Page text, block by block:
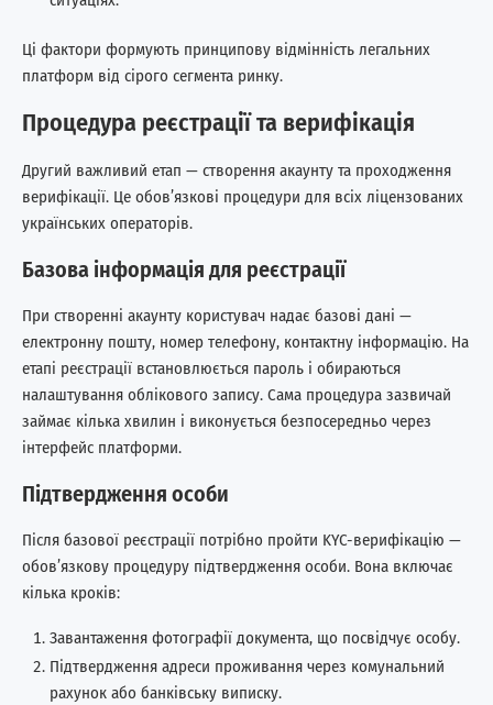
Ці фактори формують принципову відмінність легальних
платформ від сірого сегмента ринку.
Процедура реєстрації та верифікація
Другий важливий етап — створення акаунту та проходження
верифікації. Це обов’язкові процедури для всіх ліцензованих
українських операторів.
Базова інформація для реєстрації
При створенні акаунту користувач надає базові дані —
електронну пошту, номер телефону, контактну інформацію. На
етапі реєстрації встановлюється пароль і обираються
налаштування облікового запису. Сама процедура зазвичай
займає кілька хвилин і виконується безпосередньо через
інтерфейс платформи.
Підтвердження особи
Після базової реєстрації потрібно пройти KYC-верифікацію —
обов’язкову процедуру підтвердження особи. Вона включає
кілька кроків:
Завантаження фотографії документа, що посвідчує особу.
Підтвердження адреси проживання через комунальний
рахунок або банківську виписку.